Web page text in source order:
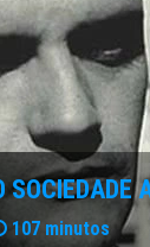
SOCIEDADE
107 minutos